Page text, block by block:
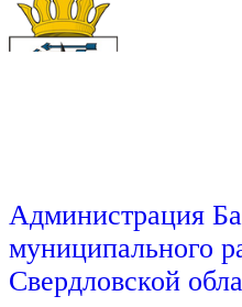
Администрация
муниципального
Свердловской